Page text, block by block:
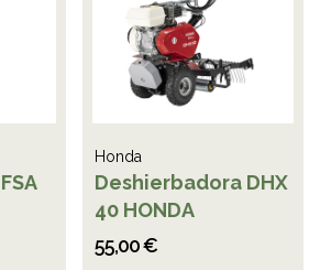
Honda
Deshierbadora DHX
40 HONDA
55,00 €